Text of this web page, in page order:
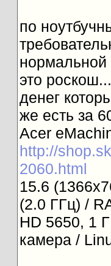
по
нормальной
это
денег
же есть за
Acer
http://
2060.html
15.6
(2.0 ГГц) /
HD 5650, 1
камера /